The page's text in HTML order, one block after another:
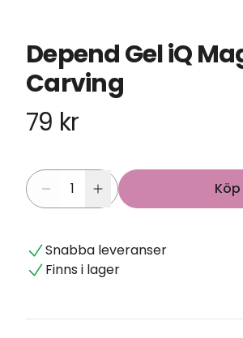
Depend Gel iQ
Carving
79 kr
Köp
Snabba leveranser
Finns i lager